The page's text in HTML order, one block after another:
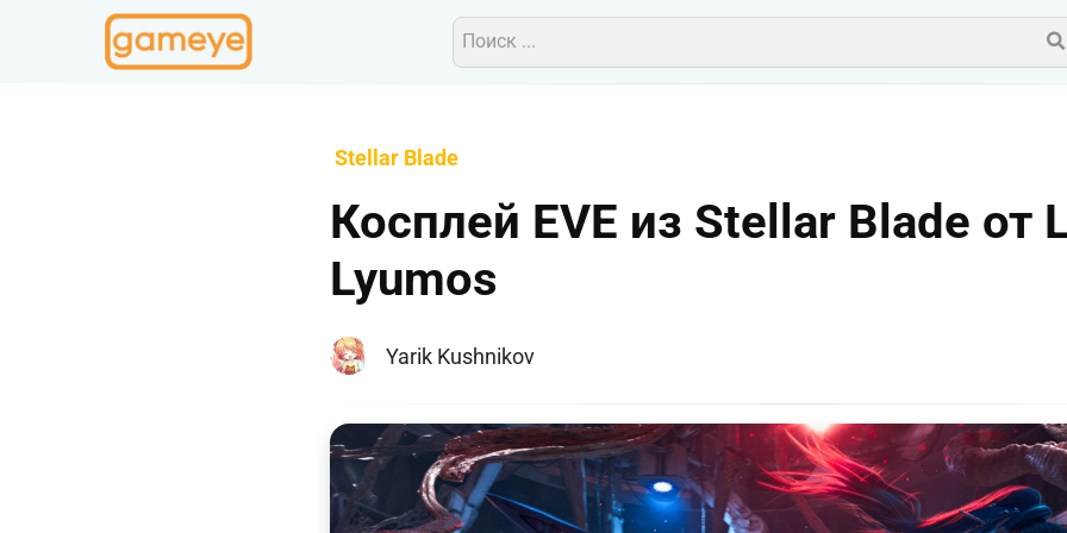
Stellar Blade
Косплей EVE из Stellar Blade от
Lyumos
Yarik Kushnikov